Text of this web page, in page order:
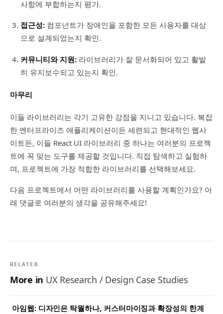
사항에 부합하는지 평가.
접근성: 컴포넌트가 장애인을 포함한 모든 사용자를 대상
으로 설계되었는지 확인.
커뮤니티와 지원: 라이브러리가 잘 문서화되어 있고 활발
히 유지보수되고 있는지 확인.
마무리
이들 라이브러리는 각기 고유한 강점을 지니고 있습니다. 복잡
한 엔터프라이즈 애플리케이션이든 세련되고 현대적인 웹사
이트든, 이들 React UI 라이브러리 중 하나는 여러분의 프로젝
트에 꼭 맞는 도구를 제공할 것입니다. 직접 탐색하고 실험하
며, 프로젝트에 가장 적합한 라이브러리를 선택해보세요.
다음 프로젝트에서 어떤 라이브러리를 사용할 계획인가요? 아
래 댓글로 여러분의 생각을 공유해주세요!
RELATED
More in UX Research / Design Case Studies
아임웹: 디자인은 탁월하나, 커스터마이징과 확장성의 한계